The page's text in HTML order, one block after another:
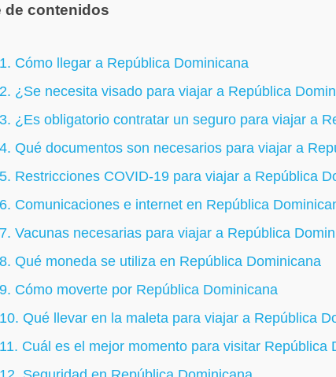
de contenidos
1. Cómo llegar a República Dominicana
2. ¿Se necesita visado para viajar a República
3. ¿Es obligatorio contratar un seguro para viajar a
4. Qué documentos son necesarios para viajar a
5. Restricciones COVID-19 para viajar a República
6. Comunicaciones e internet en República
7. Vacunas necesarias para viajar a República
8. Qué moneda se utiliza en República Dominicana
9. Cómo moverte por República Dominicana
10. Qué llevar en la maleta para viajar a República
11. Cuál es el mejor momento para visitar República